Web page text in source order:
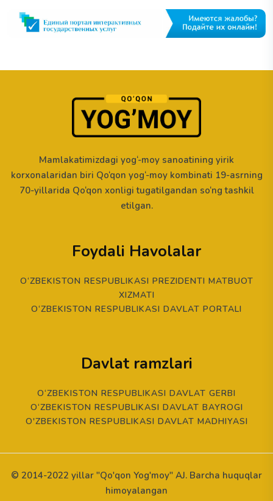
Mamlakatimizdagi yog‘-moy sanoatining yirik
korxonalaridan biri Qo‘qon yog‘-moy kombinati 19-asrning
70-yillarida Qo‘qon xonligi tugatilgandan so‘ng tashkil
etilgan.
Foydali Havolalar
O‘ZBEKISTON RESPUBLIKASI PREZIDENTI MATBUOT
XIZMATI
O‘ZBEKISTON RESPUBLIKASI DAVLAT PORTALI
Davlat ramzlari
O‘ZBEKISTON RESPUBLIKASI DAVLAT GERBI
O‘ZBEKISTON RESPUBLIKASI DAVLAT BAYROGI
O'ZBEKISTON RESPUBLIKASI DAVLAT MADHIYASI
© 2014-2022 yillar "Qo'qon Yog'moy" AJ. Barcha huquqlar
himoyalangan